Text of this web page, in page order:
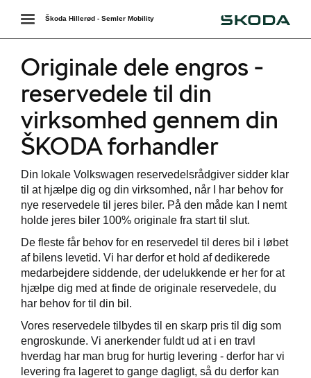
- ODE
Toggle
navigation
Škoda Hillerød - Semler Mobility
Originale dele engros -
reservedele til din
virksomhed gennem din
ŠKODA forhandler
Din lokale Volkswagen reservedelsrådgiver sidder klar
til at hjælpe dig og din virksomhed, når I har behov for
nye reservedele til jeres biler. På den måde kan I nemt
holde jeres biler 100% originale fra start til slut.
De fleste får behov for en reservedel til deres bil i løbet
af bilens levetid. Vi har derfor et hold af dedikerede
medarbejdere siddende, der udelukkende er her for at
hjælpe dig med at finde de originale reservedele, du
har behov for til din bil.
Vores reservedele tilbydes til en skarp pris til dig som
engroskunde. Vi anerkender fuldt ud at i en travl
hverdag har man brug for hurtig levering - derfor har vi
levering fra lageret to gange dagligt, så du derfor kan